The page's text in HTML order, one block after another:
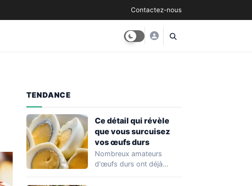
Contactez-nous
TENDANCE
Ce détail qui révèle
que vous surcuisez
vos œufs durs
Nombreux amateurs
d'œufs durs ont déjà